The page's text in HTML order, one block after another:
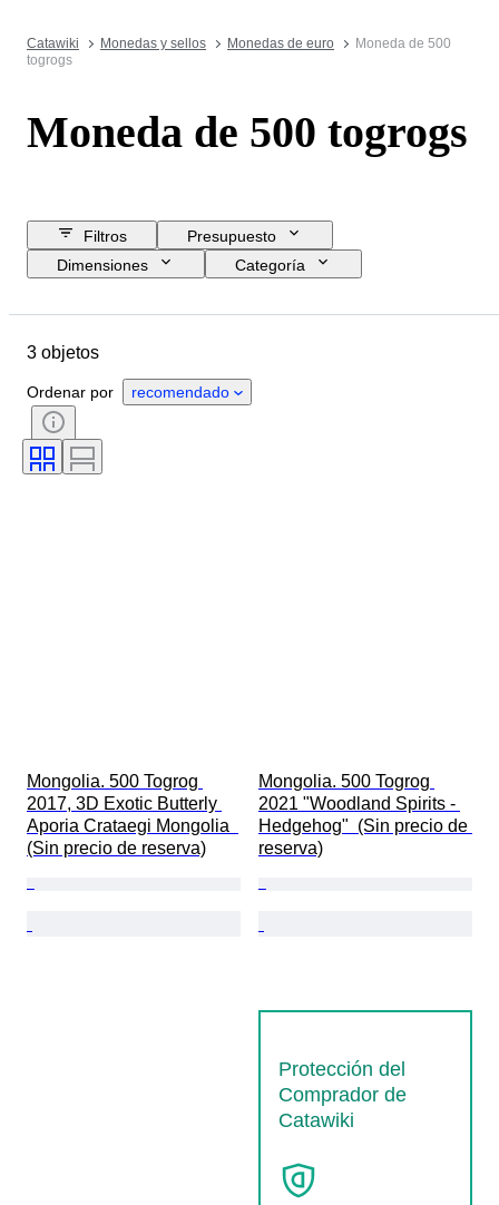
Catawiki Monedas y sellos Monedas de euro
Moneda de 500
togrogs
Moneda de 500 togrogs
Filtros
Presupuesto
Dimensiones
Categoría
Objeto
Estado
Moneda
Era
Tipo de moneda
3 objetos
Ordenar por recomendado
Mongolia. 500 Togrog
2017, 3D Exotic Butterly
Aporia Crataegi Mongolia
(Sin precio de reserva)
Mongolia. 500 Togrog
2021 "Woodland Spirits -
Hedgehog"  (Sin precio de
reserva)
Protección del
Comprador de
Catawiki